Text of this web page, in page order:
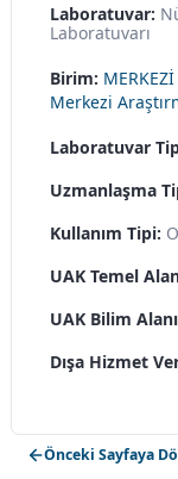
Laboratuvar:
Laboratuvarı
Birim:
Merkezi
Laboratuvar
Uzmanlaşma
Kullanım Tipi:
UAK Temel
UAK Bilim
Dışa Hizmet
Önceki Sayfaya